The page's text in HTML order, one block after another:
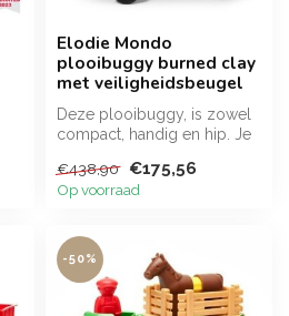
Elodie Mondo
plooibuggy burned clay
met veiligheidsbeugel
Deze plooibuggy, is zowel
compact, handig en hip. Je
com...
€438,90 €175,56
Op voorraad
-50%